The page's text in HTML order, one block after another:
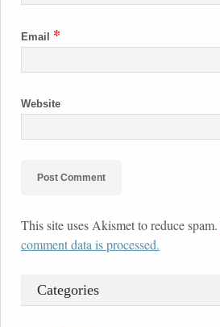
Email *
Website
This site uses Akismet to reduce spam.
comment data is processed.
Categories